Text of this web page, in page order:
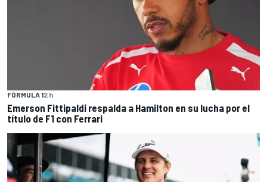
FÓRMULA 12 h
Emerson Fittipaldi respalda a Hamilton en su lucha por el
título de F1 con Ferrari